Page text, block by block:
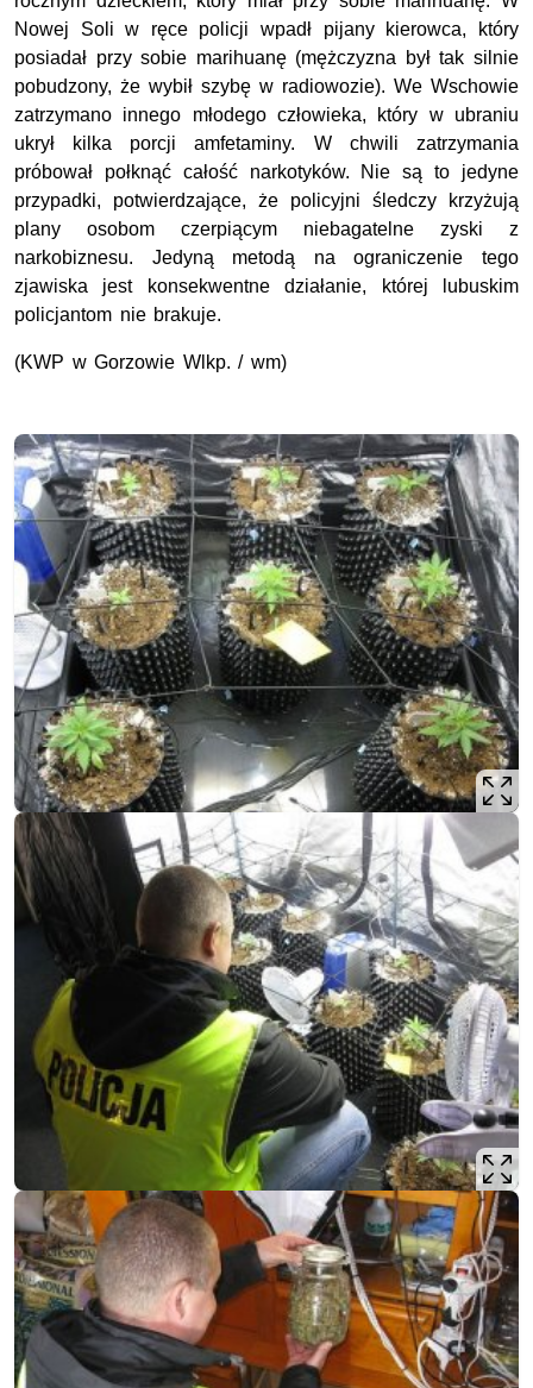
Nowej Soli w ręce policji wpadł pijany kierowca, który
posiadał przy sobie marihuanę (mężczyzna był tak silnie
pobudzony, że wybił szybę w radiowozie). We Wschowie
zatrzymano innego młodego człowieka, który w ubraniu
ukrył kilka porcji amfetaminy. W chwili zatrzymania
próbował połknąć całość narkotyków. Nie są to jedyne
przypadki, potwierdzające, że policyjni śledczy krzyżują
plany osobom czerpiącym niebagatelne zyski z
narkobiznesu. Jedyną metodą na ograniczenie tego
zjawiska jest konsekwentne działanie, której lubuskim
policjantom nie brakuje.
(KWP w Gorzowie Wlkp. / wm)